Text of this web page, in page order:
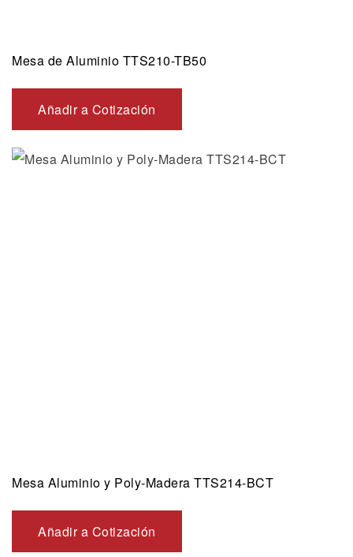
Mesa de Aluminio TTS210-TB50
Añadir a Cotización
Mesa Aluminio y Poly-Madera TTS214-BCT
Añadir a Cotización